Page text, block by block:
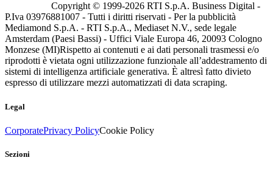
Copyright © 1999-2026 RTI S.p.A. Business Digital -
P.Iva 03976881007 - Tutti i diritti riservati - Per la pubblicità
Mediamond S.p.A. - RTI S.p.A., Mediaset N.V., sede legale
Amsterdam (Paesi Bassi) - Uffici Viale Europa 46, 20093 Cologno
Monzese (MI)Rispetto ai contenuti e ai dati personali trasmessi e/o
riprodotti è vietata ogni utilizzazione funzionale all’addestramento di
sistemi di intelligenza artificiale generativa. È altresì fatto divieto
espresso di utilizzare mezzi automatizzati di data scraping.
Legal
CorporatePrivacy PolicyCookie Policy
Sezioni